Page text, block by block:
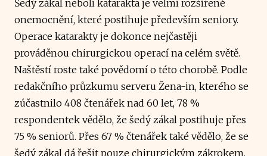
Šedý zákal neboli katarakta je velmi rozšířené
onemocnění, které postihuje především seniory.
Operace katarakty je dokonce nejčastěji
prováděnou chirurgickou operací na celém světě.
Naštěstí roste také povědomí o této chorobě. Podle
redakčního průzkumu serveru Žena-in, kterého se
zúčastnilo 408 čtenářek nad 60 let, 78 %
respondentek vědělo, že šedý zákal postihuje přes
75 % seniorů. Přes 67 % čtenářek také vědělo, že se
šedý zákal dá řešit pouze chirurgickým zákrokem,